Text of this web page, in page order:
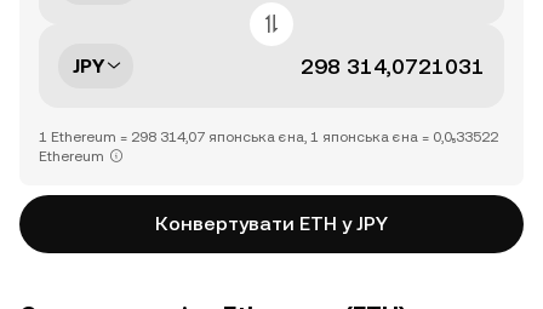
JPY
1 Ethereum = 298 314,07 японська єна, 1 японська єна = 0,0₅33522
Ethereum
Конвертувати ETH у JPY